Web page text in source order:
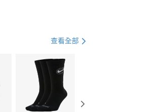
將跳轉至「AFTEE先享後
即可完成結帳。
。
費
費
查看全部